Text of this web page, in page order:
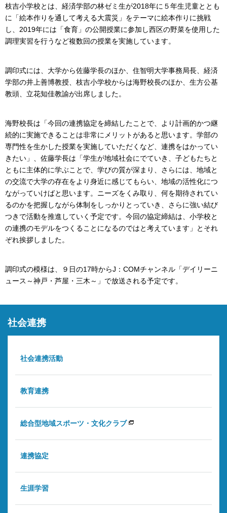
枝吉小学校とは、経済学部の林ゼミ生が2018年に５年生児童ととも
に「絵本作りを通して考える大震災」をテーマに絵本作りに挑戦
し、2019年には「食育」の公開授業に参加し西区の野菜を使用した
調理実習を行うなど複数回の授業を実施しています。
調印式には、大学から佐藤学長のほか、住智明大学事務局長、経済
学部の井上善博教授、枝吉小学校からは海野校長のほか、生方公基
教頭、立花知佳教諭が出席しました。
海野校長は「今回の連携協定を締結したことで、より計画的かつ継
続的に実施できることは非常にメリットがあると思います。学部の
専門性を生かした授業を実施していただくなど、連携をはかってい
きたい」、佐藤学長は「学生が地域社会にでていき、子どもたちと
ともに主体的に学ぶことで、学びの質が深まり、さらには、地域と
の交流で大学の存在をより身近に感じてもらい、地域の活性化につ
ながっていけばと思います。ニーズをくみ取り、何を期待されてい
るのかを把握しながら体制をしっかりとっていき、さらに強い結び
つきで活動を推進していく予定です。今回の協定締結は、小学校と
の連携のモデルをつくることになるのではと考えています」とそれ
ぞれ挨拶しました。
調印式の模様は、９日の17時からJ：COMチャンネル「デイリーニ
ュース～神戸・芦屋・三木～」で放送される予定です。
社会連携
社会連携活動
教育連携
総合型地域スポーツ・文化クラブ
連携協定
生涯学習